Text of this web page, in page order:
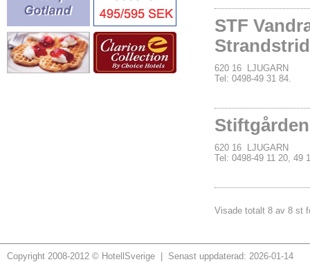
STF
620 16 LJUGARN
Tel: 0498-49 31 84.
620 16 LJUGARN
Tel: 0498-49 11 20, 49
Visade totalt 8 av 8 st
Copyright 2008-2012 © HotellSverige | Senast uppdaterad: 2026-01-14